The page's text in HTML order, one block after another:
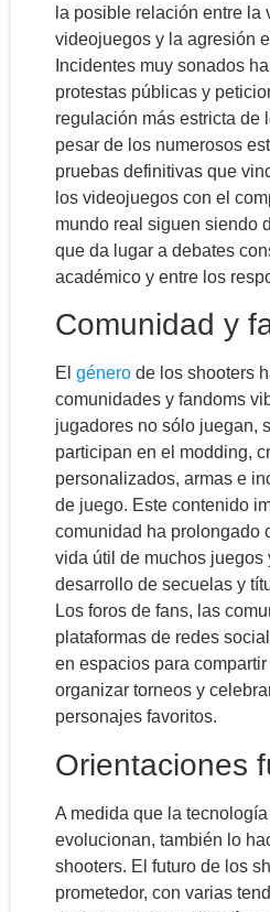
la posible relación entre la
videojuegos y la agresión
Incidentes muy sonados
protestas públicas y
regulación más estricta de
pesar de los numerosos
pruebas definitivas que
los videojuegos con el
mundo real siguen siendo
que da lugar a debates
académico y entre los
Comunidad y
El género de los shooters
comunidades y fandoms
jugadores no sólo juegan,
participan en el modding,
personalizados, armas e
de juego. Este contenido
comunidad ha prolongado
vida útil de muchos juegos
desarrollo de secuelas y
Los foros de fans, las
plataformas de redes
en espacios para
organizar torneos y
personajes favoritos.
Orientaciones
A medida que la
evolucionan, también lo
shooters. El futuro de los
prometedor, con varias